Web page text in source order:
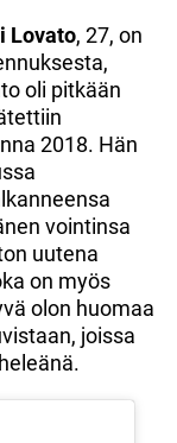
Lovato, 27, on
oli pitkään
2018. Hän
vointinsa
uutena
on myös
olon huomaa
joissa